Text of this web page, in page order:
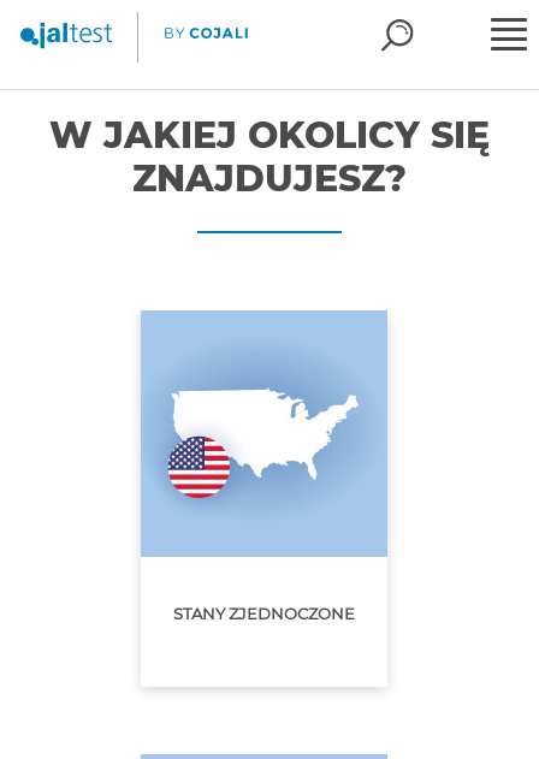
W JAKIEJ OKOLICY SIĘ
ZNAJDUJESZ?
STANY ZJEDNOCZONE